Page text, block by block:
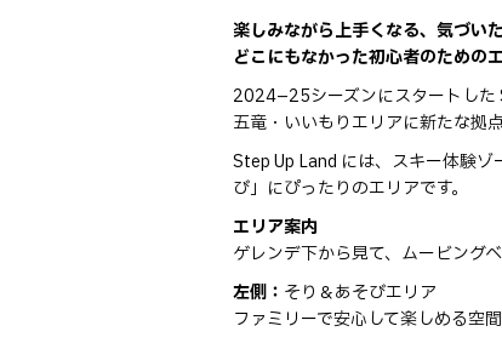
楽しみながら上手くなる、気づい
どこにもなかった初心者のための
2024–25シーズンにスタートした
五竜・いいもりエリアに新たな拠
Step Up Land には、スキー体験
び」にぴったりのエリアです。
エリア案内
ゲレンデ下から見て、ムービング
左側： そり＆あそびエリア
ファミリーで安心して楽しめる空